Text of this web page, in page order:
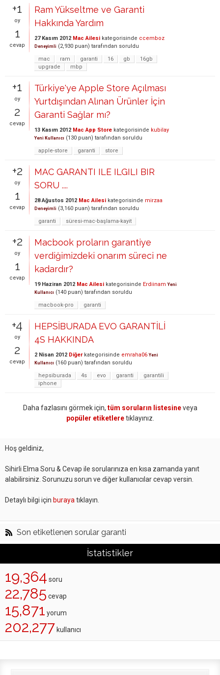
+1
oy
1
cevap
Ram Yükseltme ve Garanti
Hakkında Yardım
27 Kasım 2012 Mac Ailesi kategorisinde ccemboz
Deneyimli (2,930 puan) tarafından soruldu
mac
ram garanti 16 gb
16gb
upgrade
mbp
+1
oy
2
cevap
Türkiye'ye Apple Store Açılması
Yurtdışından Alınan Ürünler İçin
Garanti Sağlar mı?
13 Kasım 2012 Mac App Store kategorisinde kubilay
Yeni Kullanıcı (130 puan) tarafından soruldu
apple-store
garanti store
+2
oy
1
cevap
MAC GARANTI ILE ILGILI BIR
SORU ....
28 Ağustos 2012 Mac Ailesi kategorisinde mirzaa
Deneyimli (3,160 puan) tarafından soruldu
garanti
süresi-mac-başlama-kayit
+2
oy
1
cevap
Macbook proların garantiye
verdiğimizdeki onarım süreci ne
kadardır?
19 Haziran 2012 Mac Ailesi kategorisinde Erdiinam Yeni
Kullanıcı (140 puan) tarafından soruldu
macbook-pro
garanti
+4
oy
2
cevap
HEPSİBURADA EVO GARANTİLİ
4S HAKKINDA
2 Nisan 2012 Diğerkategorisinde emraha06 Yeni
Kullanıcı (160 puan) tarafından soruldu
hepsiburada
4s evo garanti
garantili
iphone
Daha fazlasını görmek için, tüm soruların listesineveya
popüler etiketleretıklayınız.
Hoş geldiniz,
Sihirli Elma Soru & Cevap ile sorularınıza en kısa zamanda yanıt
alabilirsiniz. Sorunuzu sorun ve diğer kullanıcılar cevap versin.
Detaylı bilgi için buraya tıklayın.
Son etiketlenen sorular garanti
İstatistikler
19,364 soru
22,785 cevap
15,871 yorum
202,277 kullanıcı